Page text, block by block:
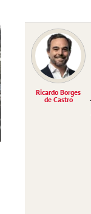
Ricardo Borges
de Castro